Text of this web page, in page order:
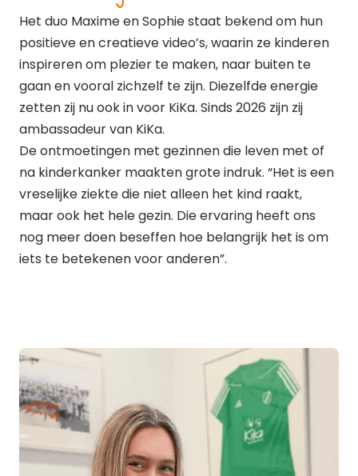
Het duo Maxime en Sophie staat bekend om hun
positieve en creatieve video’s, waarin ze kinderen
inspireren om plezier te maken, naar buiten te
gaan en vooral zichzelf te zijn. Diezelfde energie
zetten zij nu ook in voor KiKa. Sinds 2026 zijn zij
ambassadeur van KiKa.
De ontmoetingen met gezinnen die leven met of
na kinderkanker maakten grote indruk. “Het is een
vreselijke ziekte die niet alleen het kind raakt,
maar ook het hele gezin. Die ervaring heeft ons
nog meer doen beseffen hoe belangrijk het is om
iets te betekenen voor anderen”.